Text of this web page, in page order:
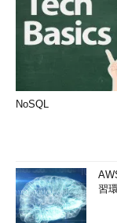
NoSQL
習